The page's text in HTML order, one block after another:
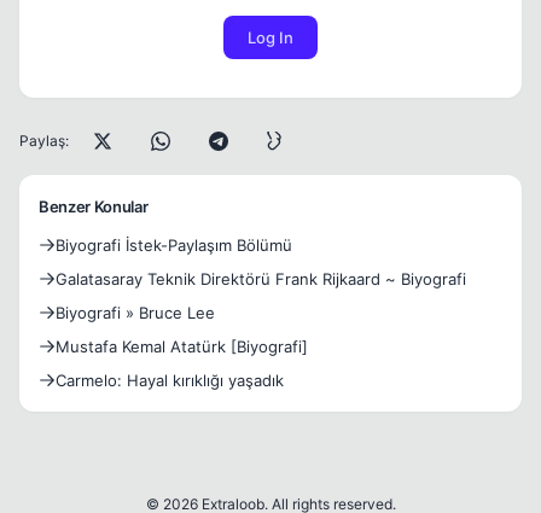
Log In
Paylaş:
Benzer Konular
Biyografi İstek-Paylaşım Bölümü
Galatasaray Teknik Direktörü Frank Rijkaard ~ Biyografi
Biyografi » Bruce Lee
Mustafa Kemal Atatürk [Biyografi]
Carmelo: Hayal kırıklığı yaşadık
© 2026 Extraloob. All rights reserved.